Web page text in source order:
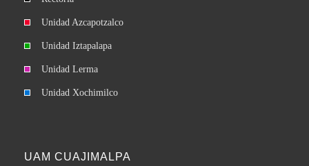
Unidad Azcapotzalco
Unidad Iztapalapa
Unidad Lerma
Unidad Xochimilco
UAM CUAJIMALPA